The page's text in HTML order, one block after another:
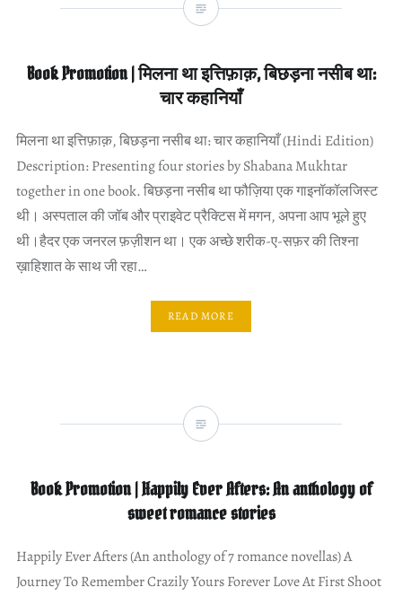
Book Promotion | मिलना था इत्तिफ़ाक़, बिछड़ना नसीब था:
चार कहानियाँ
मिलना था इत्तिफ़ाक़, बिछड़ना नसीब था: चार कहानियाँ (Hindi Edition)
Description: Presenting four stories by Shabana Mukhtar
together in one book. बिछड़ना नसीब था फौज़िया एक गाइनॉकॉलजिस्ट
थी। अस्पताल की जॉब और प्राइवेट प्रैक्टिस में मगन, अपना आप भूले हुए
थी।हैदर एक जनरल फ़ज़ीशन था। एक अच्छे शरीक-ए-सफ़र की तिश्ना
ख़ाहिशात के साथ जी रहा…
READ MORE
Book Promotion | Happily Ever Afters: An anthology of
sweet romance stories
Happily Ever Afters (An anthology of 7 romance novellas) A
Journey To Remember Crazily Yours Forever Love At First Shoot